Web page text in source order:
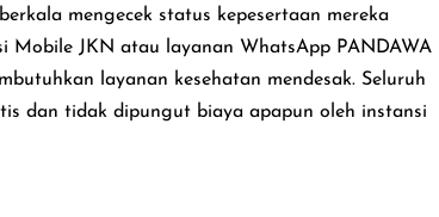
mengecek status kepesertaan mereka
Mobile JKN atau layanan WhatsApp PANDAWA
layanan kesehatan mendesak. Seluruh
dan tidak dipungut biaya apapun oleh instansi